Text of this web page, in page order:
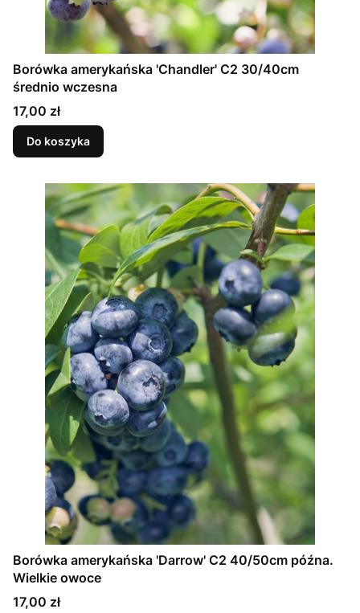
Borówka amerykańska 'Chandler' C2 30/40cm
średnio wczesna
Cena
17,00 zł
Do koszyka
Borówka amerykańska 'Darrow' C2 40/50cm późna.
Wielkie owoce
Cena
17,00 zł